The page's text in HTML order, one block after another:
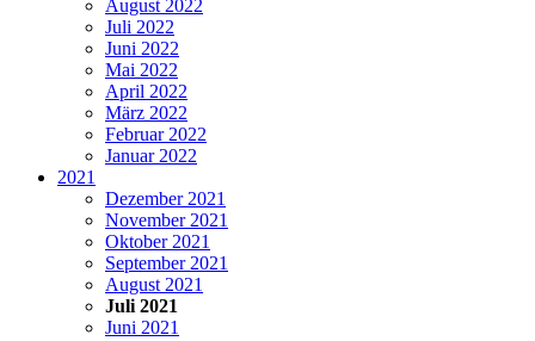
August 2022
Juli 2022
Juni 2022
Mai 2022
April 2022
März 2022
Februar 2022
Januar 2022
2021
Dezember 2021
November 2021
Oktober 2021
September 2021
August 2021
Juli 2021
Juni 2021